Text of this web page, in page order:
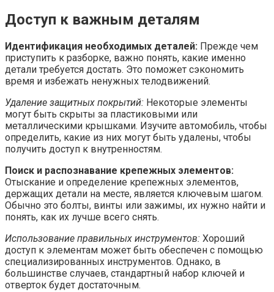
Доступ к важным деталям
Идентификация необходимых деталей: Прежде чем
приступить к разборке, важно понять, какие именно
детали требуется достать. Это поможет сэкономить
время и избежать ненужных телодвижений.
Удаление защитных покрытий: Некоторые элементы
могут быть скрыты за пластиковыми или
металлическими крышками. Изучите автомобиль, чтобы
определить, какие из них могут быть удалены, чтобы
получить доступ к внутренностям.
Поиск и распознавание крепежных элементов:
Отыскание и определение крепежных элементов,
держащих детали на месте, является ключевым шагом.
Обычно это болты, винты или зажимы, их нужно найти и
понять, как их лучше всего снять.
Использование правильных инструментов: Хороший
доступ к элементам может быть обеспечен с помощью
специализированных инструментов. Однако, в
большинстве случаев, стандартный набор ключей и
отверток будет достаточным.